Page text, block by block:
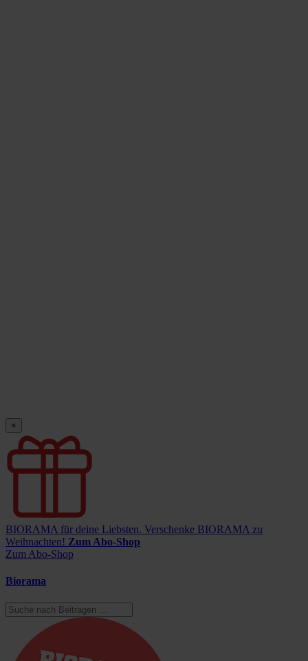
×
BIORAMA für deine Liebsten. Verschenke BIORAMA zu
Weihnachten! Zum Abo-Shop
Zum Abo-Shop
Biorama